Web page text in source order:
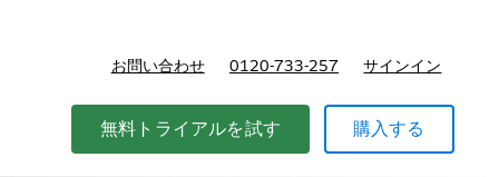
お問い合わせ 0120-733-257 サインイン
無料トライアルを試す 購入する